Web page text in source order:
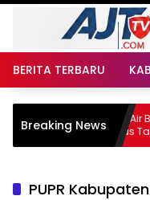
BERITA TERBARU
Breaking News
Krisis Air
Status
Hingga
PUPR